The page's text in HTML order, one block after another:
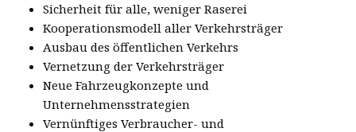
Sicherheit für alle, weniger Raserei
Kooperationsmodell aller Verkehrsträger
Ausbau des öffentlichen Verkehrs
Vernetzung der Verkehrsträger
Neue Fahrzeugkonzepte und
Unternehmensstrategien
Vernünftiges Verbraucher- und